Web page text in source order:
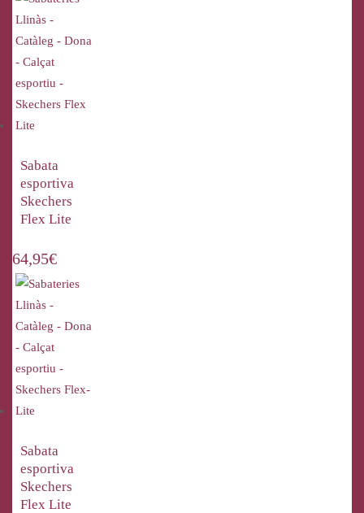
Sabata
esportiva
Skechers
Flex Lite
64,95€
Sabata
esportiva
Skechers
Flex Lite